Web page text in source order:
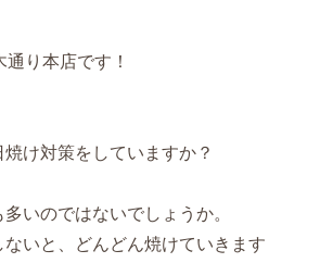
り本店です！
け対策をしていますか？
いのではないでしょうか。
ないと、どんどん焼けていきます